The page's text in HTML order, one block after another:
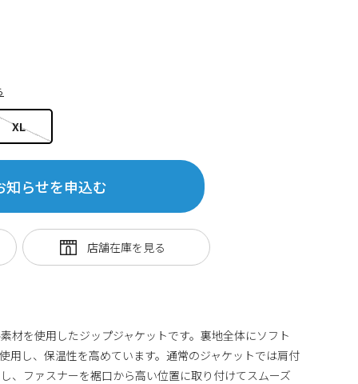
XL
知らせを申込む
材を使用したジップジャケットです。裏地全体にソフト
用し、保温性を高めています。通常のジャケットでは肩付
、ファスナーを裾口から高い位置に取り付けてスムーズ